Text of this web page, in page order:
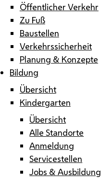
Öffentlicher Verkehr
Zu Fuß
Baustellen
Verkehrssicherheit
Planung & Konzepte
Bildung
Übersicht
Kindergarten
Übersicht
Alle Standorte
Anmeldung
Servicestellen
Jobs & Ausbildung